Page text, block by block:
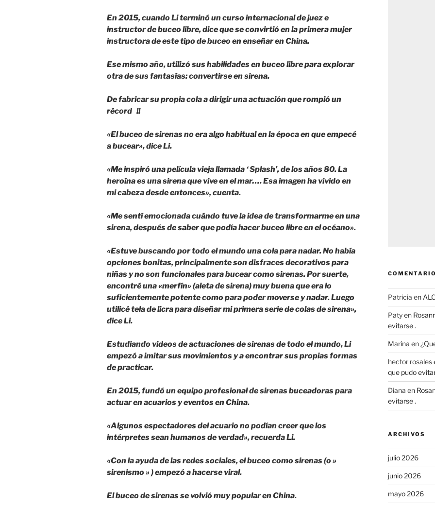
En 2015, cuando Li terminó un curso internacional de juez e
instructor de buceo libre, dice que se convirtió en la primera mujer
instructora de este tipo de buceo en enseñar en China.
Ese mismo año, utilizó sus habilidades en buceo libre para explorar
otra de sus fantasías: convertirse en sirena.
De fabricar su propia cola a dirigir una actuación que rompió un
récord !!
«El buceo de sirenas no era algo habitual en la época en que empecé
a bucear», dice Li.
«Me inspiró una película vieja llamada ‘ Splash’, de los años 80. La
heroína es una sirena que vive en el mar…. Esa imagen ha vivido en
mi cabeza desde entonces», cuenta.
«Me sentí emocionada cuándo tuve la idea de transformarme en una
sirena, después de saber que podía hacer buceo libre en el océano».
«Estuve buscando por todo el mundo una cola para nadar. No había
opciones bonitas, principalmente son disfraces decorativos para
niñas y no son funcionales para bucear como sirenas. Por suerte,
encontré una «merfín» (aleta de sirena) muy buena que era lo
suficientemente potente como para poder moverse y nadar. Luego
utilicé tela de licra para diseñar mi primera serie de colas de sirena»,
dice Li.
Estudiando videos de actuaciones de sirenas de todo el mundo, Li
empezó a imitar sus movimientos y a encontrar sus propias formas
de practicar.
En 2015, fundó un equipo profesional de sirenas buceadoras para
actuar en acuarios y eventos en China.
«Algunos espectadores del acuario no podían creer que los
intérpretes sean humanos de verdad», recuerda Li.
«Con la ayuda de las redes sociales, el buceo como sirenas (o »
sirenismo » ) empezó a hacerse viral.
El buceo de sirenas se volvió muy popular en China.
Patricia en
Patyen
evitarse .
Marina en
hector rosales
que pudo
Diana en
evitarse .
ARCHIVOS
julio 2026
junio 2026
mayo 2026